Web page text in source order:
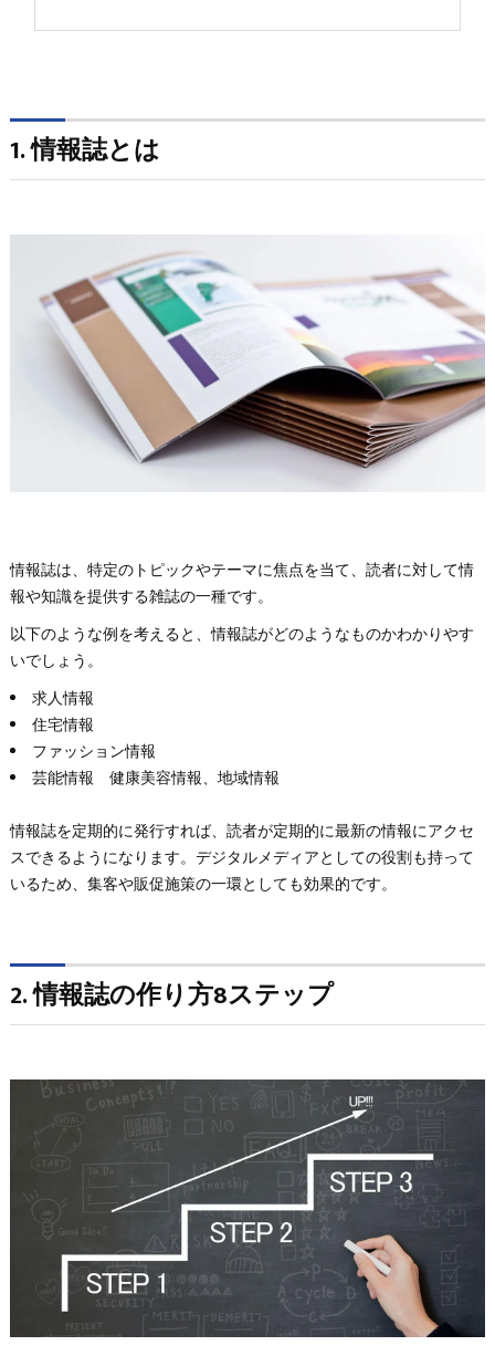
1. 情報誌とは
情報誌は、特定のトピックやテーマに焦点を当て、読者に対して情
報や知識を提供する雑誌の一種です。
以下のような例を考えると、情報誌がどのようなものかわかりやす
いでしょう。
求人情報
住宅情報
ファッション情報
芸能情報 健康美容情報、地域情報
情報誌を定期的に発行すれば、読者が定期的に最新の情報にアクセ
スできるようになります。デジタルメディアとしての役割も持って
いるため、集客や販促施策の一環としても効果的です。
2. 情報誌の作り方8ステップ